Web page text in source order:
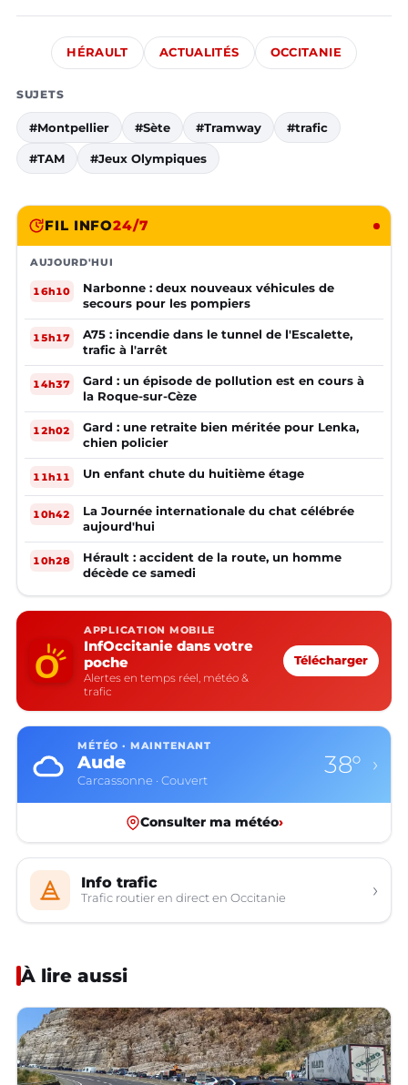
HÉRAULT ACTUALITÉS OCCITANIE
SUJETS
#Montpellier #Sète #Tramway #trafic
#TAM #Jeux Olympiques
FIL INFO24/7
AUJOURD'HUI
16h10
Narbonne : deux nouveaux véhicules de
secours pour les pompiers
15h17
A75 : incendie dans le tunnel de l'Escalette,
trafic à l'arrêt
14h37
Gard : un épisode de pollution est en cours à
la Roque-sur-Cèze
12h02
Gard : une retraite bien méritée pour Lenka,
chien policier
11h11 Un enfant chute du huitième étage
10h42
La Journée internationale du chat célébrée
aujourd'hui
10h28
Hérault : accident de la route, un homme
décède ce samedi
APPLICATION MOBILE
InfOccitanie dans votre
poche
Alertes en temps réel, météo &
trafic
Télécharger
MÉTÉO · MAINTENANT
Aude
Carcassonne · Couvert
38° ›
Consulter ma météo›
Info trafic
Trafic routier en direct en Occitanie ›
À lire aussi